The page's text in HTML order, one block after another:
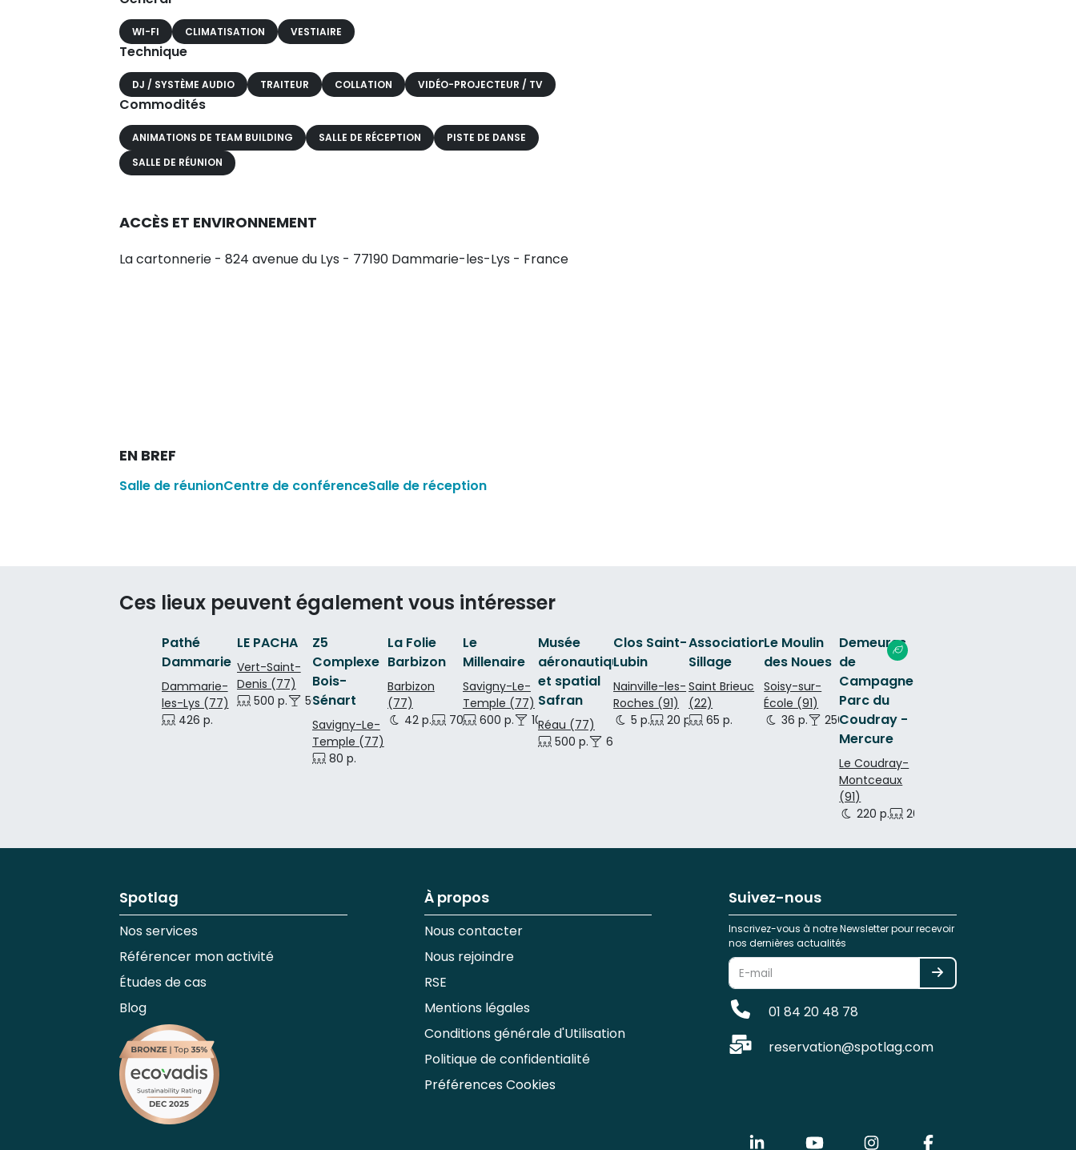
WI-FI CLIMATISATION VESTIAIRE
Technique
DJ / SYSTÈME AUDIO TRAITEUR COLLATION VIDÉO-PROJECTEUR / TV
Commodités
ANIMATIONS DE TEAM BUILDING SALLE DE RÉCEPTION
PISTE DE DANSE
SALLE DE RÉUNION
ACCÈS ET ENVIRONNEMENT
La cartonnerie - 824 avenue du Lys - 77190 Dammarie-les-Lys - France
EN BREF
Salle de réunionCentre de conférenceSalle de réception
Ces lieux peuvent également vous intéresser
Pathé
Dammarie
Dammarie-
les-Lys (77)
426 p.
LE PACHA
Vert-Saint-
Denis (77)
500 p.
500 p.
Z5
Complexe
Bois-
Sénart
Savigny-Le-
Temple (77)
80 p.
La Folie
Barbizon
Barbizon
(77)
42 p.
70 p. 59 p.
Le
Millenaire
Savigny-Le-
Temple (77)
600 p.
1000 p.
Musée
aéronautique
et spatial
Safran
Réau (77)
500 p.
620 p.
Clos Saint-
Lubin
Nainville-les-
Roches (91)
5 p.
20 p.
Association
Sillage
Saint Brieuc
(22)
65 p.
Le Moulin
des Noues
Soisy-sur-
École (91)
36 p.
250 p.
Demeures
de
Campagne
Parc du
Coudray -
Mercure
Le Coudray-
Montceaux
(91)
220 p.
200 p.
Spotlag
Nos services
Référencer mon activité
Études de cas
Blog
À propos
Nous contacter
Nous rejoindre
RSE
Mentions légales
Conditions générale d'Utilisation
Politique de confidentialité
Préférences Cookies
Suivez-nous
Inscrivez-vous à notre Newsletter pour recevoir
nos dernières actualités
01 84 20 48 78
reservation@spotlag.com